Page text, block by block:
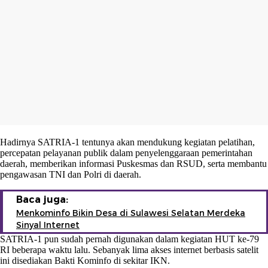
Hadirnya SATRIA-1 tentunya akan mendukung kegiatan pelatihan,
percepatan pelayanan publik dalam penyelenggaraan pemerintahan
daerah, memberikan informasi Puskesmas dan RSUD, serta membantu
pengawasan TNI dan Polri di daerah.
Baca juga:
Menkominfo Bikin Desa di Sulawesi Selatan Merdeka
Sinyal Internet
SATRIA-1 pun sudah pernah digunakan dalam kegiatan HUT ke-79
RI beberapa waktu lalu. Sebanyak lima akses internet berbasis satelit
ini disediakan Bakti Kominfo di sekitar IKN.